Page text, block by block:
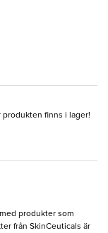
finns i lager!
produkter som
från SkinCeuticals är